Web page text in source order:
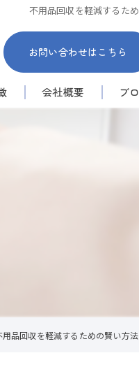
不用品回収を軽減するた
お問い合わせはこちら
会社概要 ブ
用品回収を軽減するための賢い方法